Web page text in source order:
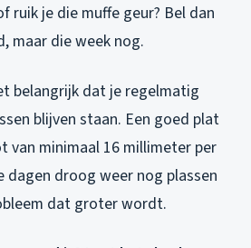
ruik je die muffe geur? Bel dan
maar die week nog.
belangrijk dat je regelmatig
blijven staan. Een goed plat
van minimaal 16 millimeter per
dagen droog weer nog plassen
dat groter wordt.